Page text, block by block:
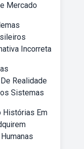
Mercado
Incorreta
Realidade
Sistemas
Histórias Em